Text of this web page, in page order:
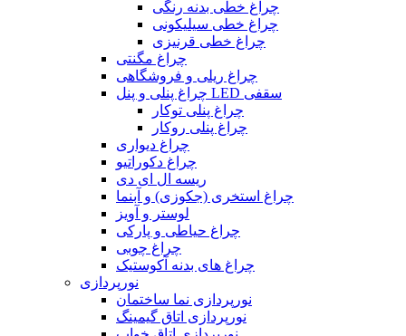
چراغ خطی بدنه رنگی
چراغ خطی سیلیکونی
چراغ خطی قرنیزی
چراغ مگنتی
چراغ ریلی و فروشگاهی
چراغ پنلی و پنل LED سقفی
چراغ پنلی توکار
چراغ پنلی روکار
چراغ دیواری
چراغ دکوراتیو
ریسه ال ای دی
چراغ استخری (جکوزی) و آبنما
لوستر و آویز
چراغ حیاطی و پارکی
چراغ چوبی
چراغ های بدنه آکوستیک
نورپردازی
نورپردازی نما ساختمان
نورپردازی اتاق گیمینگ